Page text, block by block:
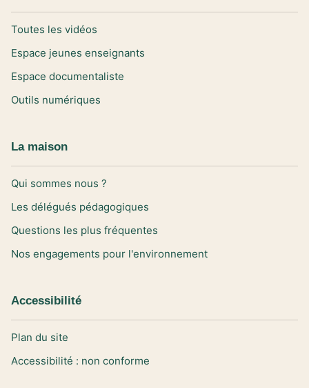
Toutes les vidéos
Espace jeunes enseignants
Espace documentaliste
Outils numériques
La maison
Qui sommes nous ?
Les délégués pédagogiques
Questions les plus fréquentes
Nos engagements pour l'environnement
Accessibilité
Plan du site
Accessibilité : non conforme